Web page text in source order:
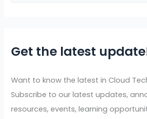
e
c
f
o
r
Get the latest
Want to know the latest in Cloud
Subscribe to our latest updates,
resources, events, learning